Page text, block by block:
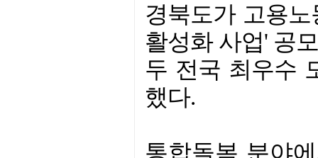
경북도가 고용
활성화 사업' 공
두 전국 최우수
했다.
통합돌봄 분야